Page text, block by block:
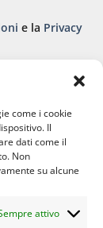
come i cookie
Il
dati come il
Non
su alcune
attivo
e la Privacy